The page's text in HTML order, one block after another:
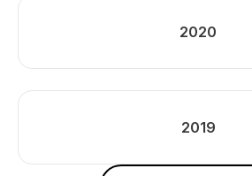
2020
2019